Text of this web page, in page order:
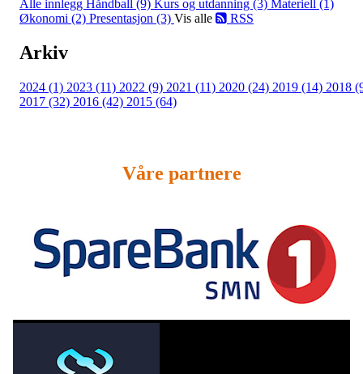
Alle innlegg Håndball (9) Kurs og utdanning (3) Materiell (1)
Økonomi (2) Presentasjon (3) Vis alle RSS
Arkiv
2024 (1) 2023 (11) 2022 (9) 2021 (11) 2020 (24) 2019 (14) 2018
2017 (32) 2016 (42) 2015 (64)
Våre partnere